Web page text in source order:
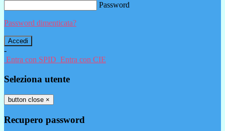
Password
Password dimenticata?
-
Entra con SPID Entra con CIE
Seleziona utente
button close ×
Recupero password